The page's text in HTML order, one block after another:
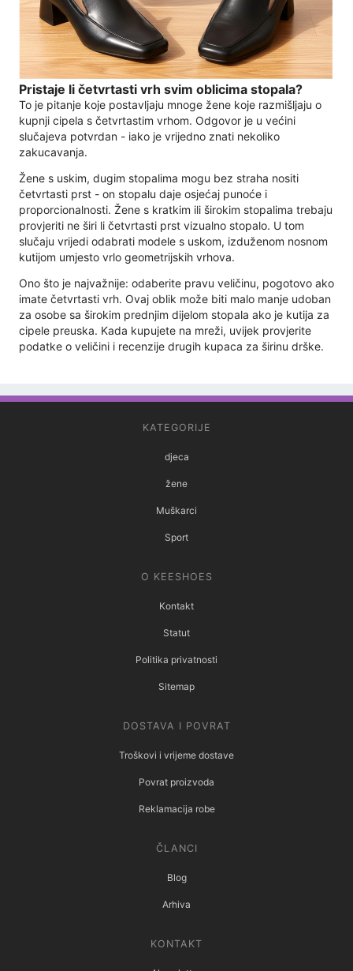
Pristaje li četvrtasti vrh svim oblicima stopala?
To je pitanje koje postavljaju mnoge žene koje razmišljaju o
kupnji cipela s četvrtastim vrhom. Odgovor je u većini
slučajeva potvrdan - iako je vrijedno znati nekoliko
zakucavanja.
Žene s uskim, dugim stopalima mogu bez straha nositi
četvrtasti prst - on stopalu daje osjećaj punoće i
proporcionalnosti. Žene s kratkim ili širokim stopalima trebaju
provjeriti ne širi li četvrtasti prst vizualno stopalo. U tom
slučaju vrijedi odabrati modele s uskom, izduženom nosnom
kutijom umjesto vrlo geometrijskih vrhova.
Ono što je najvažnije: odaberite pravu veličinu, pogotovo ako
imate četvrtasti vrh. Ovaj oblik može biti malo manje udoban
za osobe sa širokim prednjim dijelom stopala ako je kutija za
cipele preuska. Kada kupujete na mreži, uvijek provjerite
podatke o veličini i recenzije drugih kupaca za širinu drške.
KATEGORIJE
djeca
žene
Muškarci
Sport
O KEESHOES
Kontakt
Statut
Politika privatnosti
Sitemap
DOSTAVA I POVRAT
Troškovi i vrijeme dostave
Povrat proizvoda
Reklamacija robe
ČLANCI
Blog
Arhiva
KONTAKT